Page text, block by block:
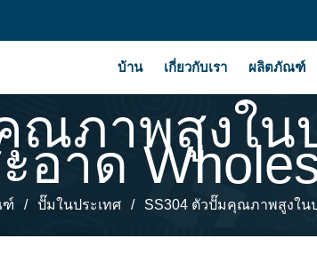
บ้าน เกี่ยวกับเรา ผลิตภัณฑ์
ณภาพสูงใน
อาด
ฑ์ / ปั๊มในประเทศ / SS304 ตัวปั๊มคุณภาพสูงใน